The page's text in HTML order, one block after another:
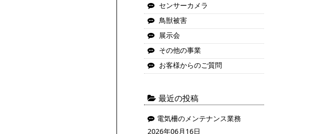
センサーカメラ
鳥獣被害
展示会
その他の事業
お客様からのご質問
最近の投稿
電気柵のメンテナンス業務
2026年06月16日